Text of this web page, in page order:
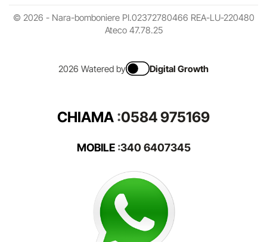
© 2026 - Nara-bomboniere PI.02372780466 REA-LU-220480
Ateco 47.78.25
2026 Watered by Digital Growth
CHIAMA :0584 975169
MOBILE:340 6407345